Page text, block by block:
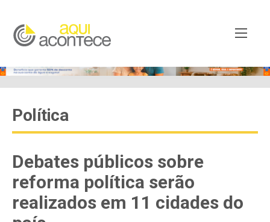
Política
Debates públicos sobre
reforma política serão
realizados em 11 cidades do